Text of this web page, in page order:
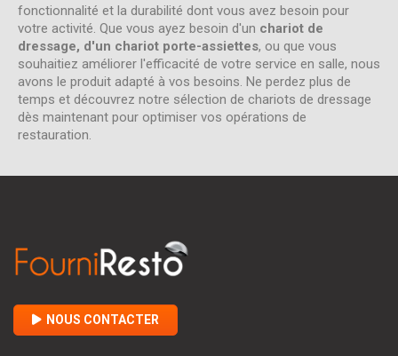
fonctionnalité et la durabilité dont vous avez besoin pour
votre activité. Que vous ayez besoin d'un chariot de
dressage, d'un chariot porte-assiettes, ou que vous
souhaitiez améliorer l'efficacité de votre service en salle, nous
avons le produit adapté à vos besoins. Ne perdez plus de
temps et découvrez notre sélection de chariots de dressage
dès maintenant pour optimiser vos opérations de
restauration.
NOUS CONTACTER